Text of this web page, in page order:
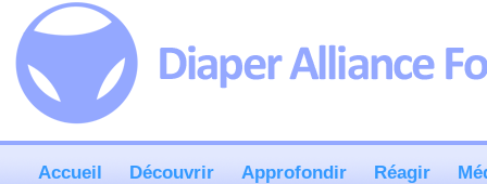
Accueil Découvrir Approfondir Réagir